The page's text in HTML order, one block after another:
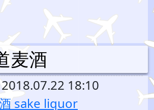
麦酒
18:10
sake liquor